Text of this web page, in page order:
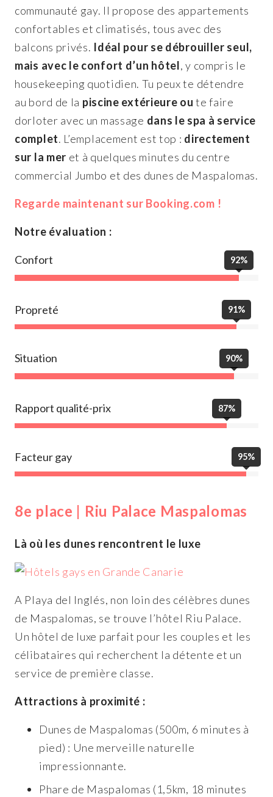
communauté gay. Il propose des appartements
confortables et climatisés, tous avec des
balcons privés. Idéal pour se débrouiller seul,
mais avec le confort d’un hôtel, y compris le
housekeeping quotidien. Tu peux te détendre
au bord de la piscine extérieure ou te faire
dorloter avec un massage dans le spa à service
complet. L’emplacement est top : directement
sur la mer et à quelques minutes du centre
commercial Jumbo et des dunes de Maspalomas.
Regarde maintenant sur Booking.com !
Notre évaluation :
Confort 92%
Propreté 91%
Situation 90%
Rapport qualité-prix 87%
Facteur gay 95%
8e place | Riu Palace Maspalomas
Là où les dunes rencontrent le luxe
A Playa del Inglés, non loin des célèbres dunes
de Maspalomas, se trouve l’hôtel Riu Palace.
Un hôtel de luxe parfait pour les couples et les
célibataires qui recherchent la détente et un
service de première classe.
Attractions à proximité :
Dunes de Maspalomas (500m, 6 minutes à
pied) : Une merveille naturelle
impressionnante.
Phare de Maspalomas (1,5km, 18 minutes